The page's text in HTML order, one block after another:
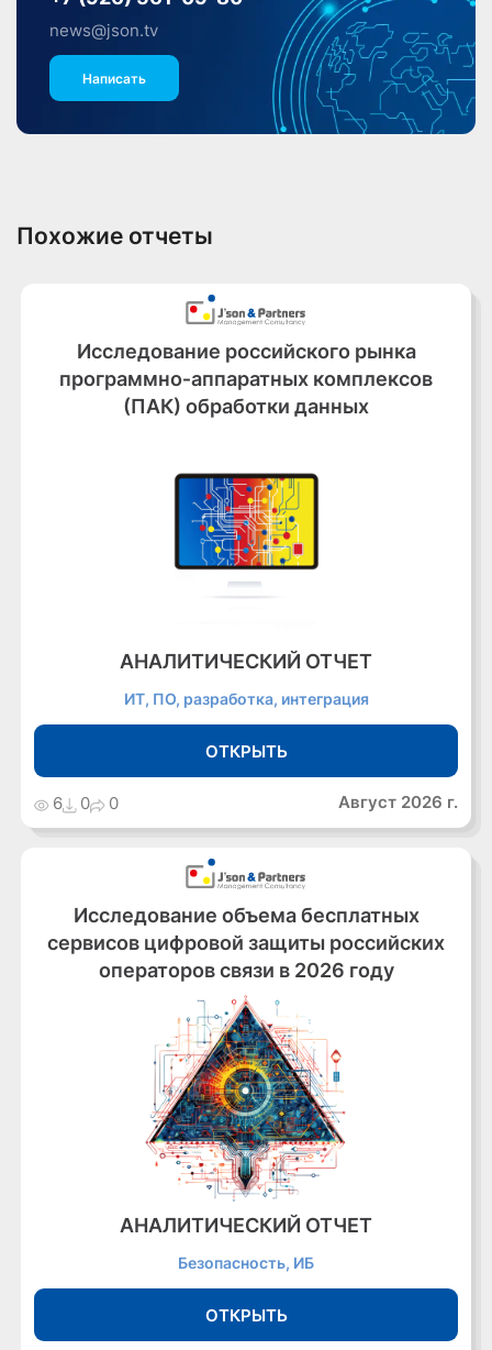
news@json.tv
Написать
Похожие отчеты
Исследование российского рынка
программно‑аппаратных комплексов
(ПАК) обработки данных
АНАЛИТИЧЕСКИЙ ОТЧЕТ
ИТ, ПО, разработка, интеграция
ОТКРЫТЬ
6 0 0 Август 2026 г.
Исследование объема бесплатных
сервисов цифровой защиты российских
операторов связи в 2026 году
АНАЛИТИЧЕСКИЙ ОТЧЕТ
Безопасность, ИБ
ОТКРЫТЬ